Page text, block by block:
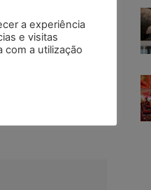
Tumblr
a experiência
e visitas
com a utilização